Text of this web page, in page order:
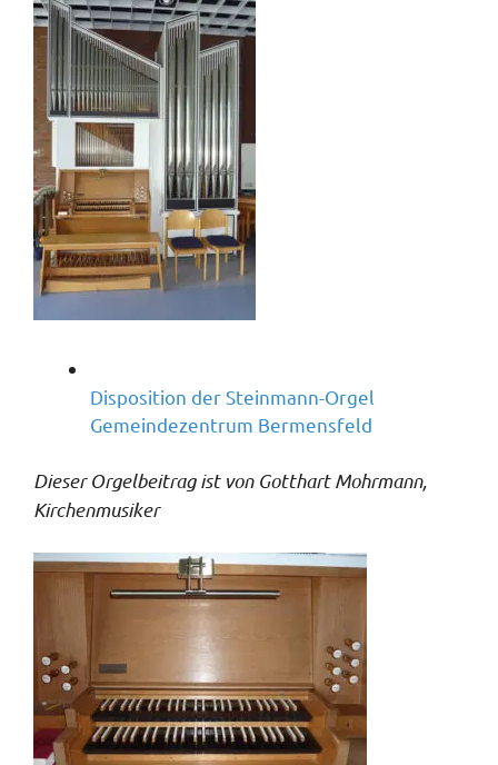
Disposition der Steinmann-Orgel
Gemeindezentrum Bermensfeld
Dieser Orgelbeitrag ist von Gotthart Mohrmann,
Kirchenmusiker